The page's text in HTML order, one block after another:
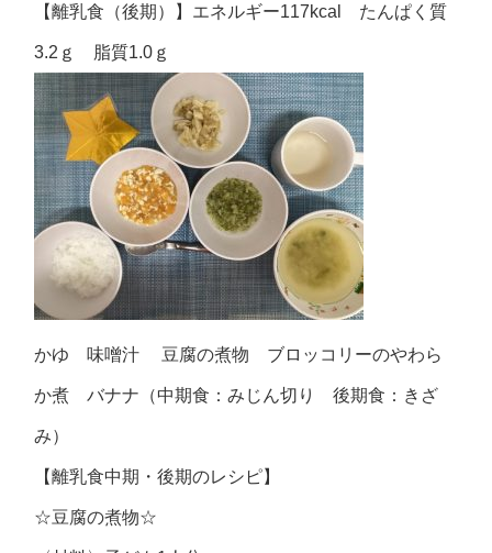
【離乳食（後期）】エネルギー117kcal たんぱく質
3.2ｇ 脂質1.0ｇ
かゆ 味噌汁 豆腐の煮物 ブロッコリーのやわら
か煮 バナナ（中期食：みじん切り 後期食：きざ
み）
【離乳食中期・後期のレシピ】
☆豆腐の煮物☆